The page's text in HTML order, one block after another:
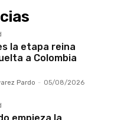
la etapa reina
a Colombia
Pardo - 05/08/2026